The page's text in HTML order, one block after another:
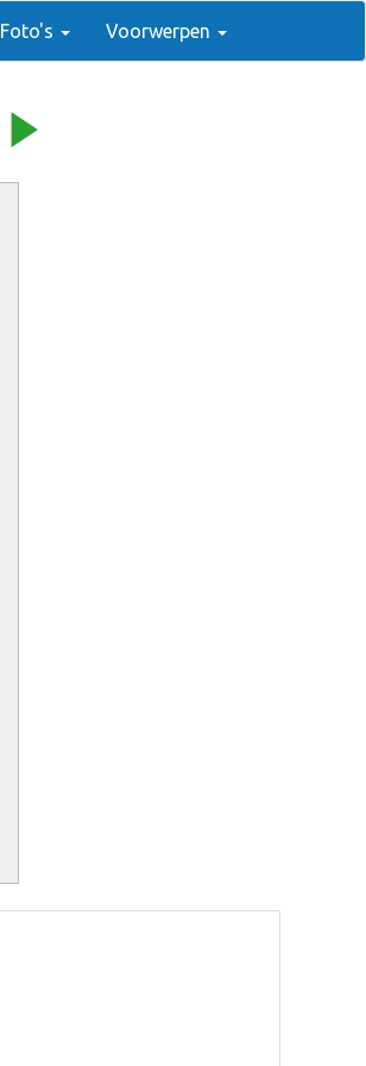
Foto's Voorwerpen